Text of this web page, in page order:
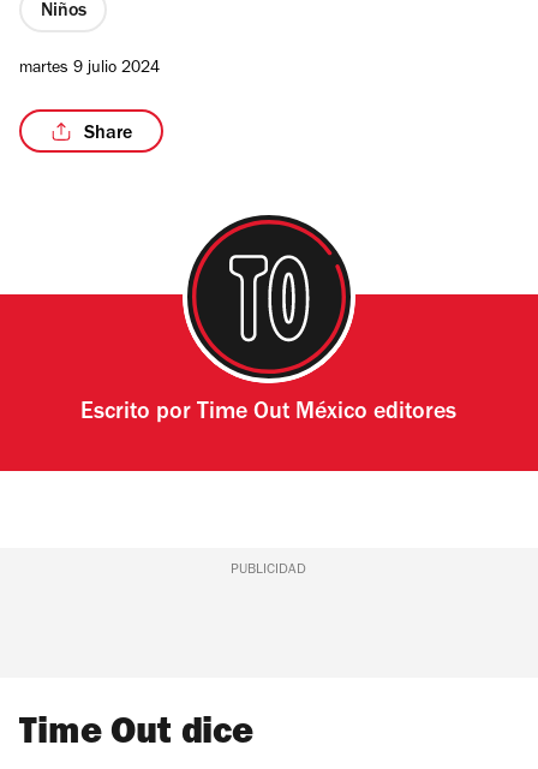
Niños
martes 9 julio 2024
Share
Escrito por Time Out México editores
PUBLICIDAD
Time Out dice